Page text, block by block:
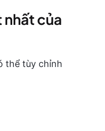
nhất của
thể tùy chỉnh